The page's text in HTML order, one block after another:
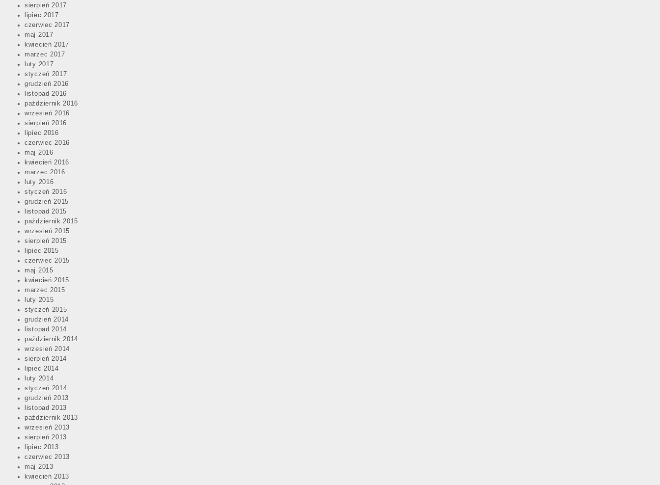
sierpień 2017
lipiec 2017
czerwiec 2017
maj 2017
kwiecień 2017
marzec 2017
luty 2017
styczeń 2017
grudzień 2016
listopad 2016
październik 2016
wrzesień 2016
sierpień 2016
lipiec 2016
czerwiec 2016
maj 2016
kwiecień 2016
marzec 2016
luty 2016
styczeń 2016
grudzień 2015
listopad 2015
październik 2015
wrzesień 2015
sierpień 2015
lipiec 2015
czerwiec 2015
maj 2015
kwiecień 2015
marzec 2015
luty 2015
styczeń 2015
grudzień 2014
listopad 2014
październik 2014
wrzesień 2014
sierpień 2014
lipiec 2014
luty 2014
styczeń 2014
grudzień 2013
listopad 2013
październik 2013
wrzesień 2013
sierpień 2013
lipiec 2013
czerwiec 2013
maj 2013
kwiecień 2013